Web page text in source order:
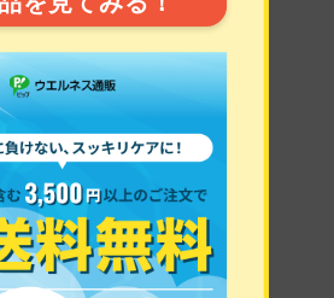
って？
ネループ®を長く快適に
だくために。
ちら